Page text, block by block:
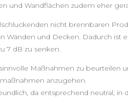
und Wandflächen zudem eher
nicht brennbaren
Wänden und Decken. Dadurch ist
7 dB zu senken.
Maßnahmen zu beurteilen
anzugehen.
da entsprechend neutral, in